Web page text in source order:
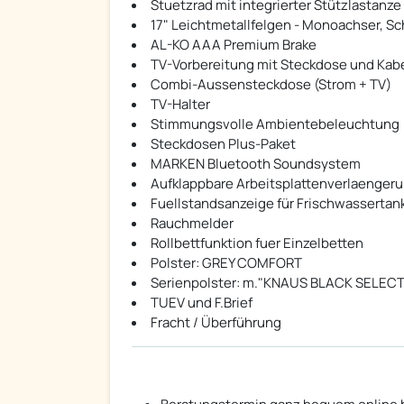
Stuetzrad mit integrierter Stützlastanze
17" Leichtmetallfelgen - Monoachser,
AL-KO AAA Premium Brake
TV-Vorbereitung mit Steckdose und
Combi-Aussensteckdose (Strom + TV)
TV-Halter
Stimmungsvolle Ambientebeleuchtung
Steckdosen Plus-Paket
MARKEN Bluetooth Soundsystem
Aufklappbare
Fuellstandsanzeige für
Rauchmelder
Rollbettfunktion fuer Einzelbetten
Polster: GREY COMFORT
Serienpolster: m."KNAUS BLACK
TUEV und F.Brief
Fracht / Überführung